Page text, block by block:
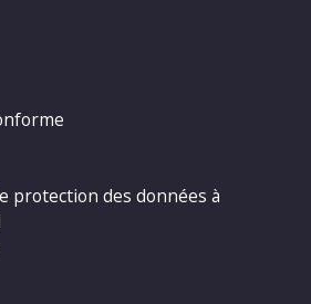
protection des données à